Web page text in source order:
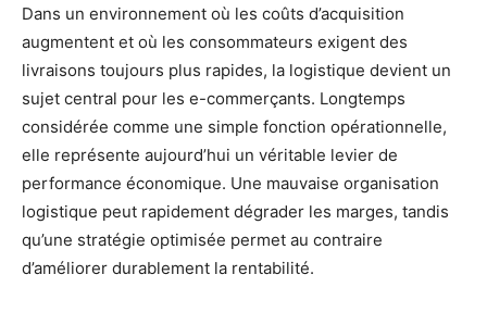
Dans un environnement où les coûts d’acquisition
augmentent et où les consommateurs exigent des
livraisons toujours plus rapides, la logistique devient un
sujet central pour les e-commerçants. Longtemps
considérée comme une simple fonction opérationnelle,
elle représente aujourd’hui un véritable levier de
performance économique. Une mauvaise organisation
logistique peut rapidement dégrader les marges, tandis
qu’une stratégie optimisée permet au contraire
d’améliorer durablement la rentabilité.